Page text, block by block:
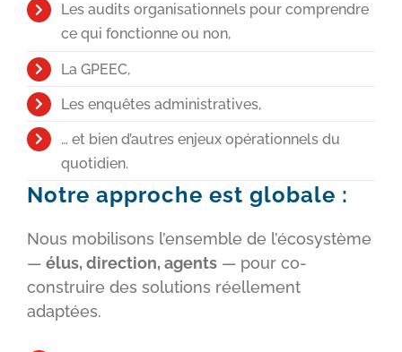
Les audits organisationnels pour comprendre
ce qui fonctionne ou non,
La GPEEC,
Les enquêtes administratives,
… et bien d’autres enjeux opérationnels du
quotidien.
Notre approche est globale :
Nous mobilisons l’ensemble de l’écosystème
— élus, direction, agents— pour co-
construire des solutions réellement
adaptées.